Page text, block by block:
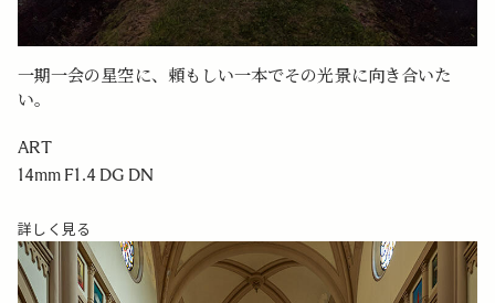
一期一会の星空に、頼もしい一本でその光景に向き合いた
い。
ART
14mm F1.4 DG DN
詳しく見る